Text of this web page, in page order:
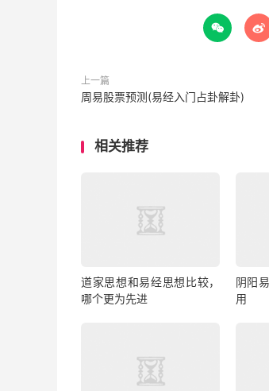
 
上一篇
周易股票预测(易经入门占卦解卦)
相关推荐
道家思想和易经思想比较，
哪个更为先进
阴阳
用